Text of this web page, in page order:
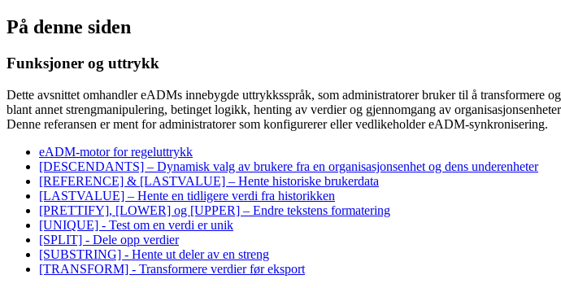
På denne siden
Funksjoner og uttrykk
Dette avsnittet omhandler eADMs innebygde uttrykksspråk, som administratorer bruker til å
blant annet strengmanipulering, betinget logikk, henting av verdier og gjennomgang av
Denne referansen er ment for administratorer som konfigurerer eller vedlikeholder eADM-synkronisering.
eADM-motor for regeluttrykk
[DESCENDANTS] – Dynamisk valg av brukere fra en organisasjonsenhet og dens underenheter
[REFERENCE] & [LASTVALUE] – Hente historiske brukerdata
[LASTVALUE] – Hente en tidligere verdi fra historikken
[PRETTIFY], [LOWER] og [UPPER] – Endre tekstens formatering
[UNIQUE] - Test om en verdi er unik
[SPLIT] - Dele opp verdier
[SUBSTRING] - Hente ut deler av en streng
[TRANSFORM] - Transformere verdier før eksport